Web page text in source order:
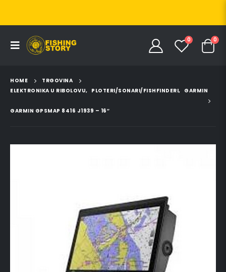
0 0
HOME
TRGOVINA
ELEKTRONIKA U RIBOLOVU, PLOTERI/SONARI/FISHFINDERI, GARMIN
GARMIN GPSMAP 8416 J1939 – 16″